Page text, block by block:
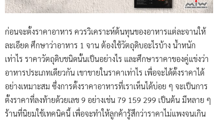
ก่อนจะตั้งราคาอาหาร ควรวิเคราะห์ต้นทุนของอาหารแต่ละจานให้
ละเอียด ศึกษาว่าอาหาร 1 จาน ต้องใช้วัตถุดิบอะไรบ้าง น้ำหนัก
เท่าไร ราคาวัตถุดิบชนิดนั้นเป็นอย่างไร และศึกษาราคาของคู่แข่งว่า
อาหารประเภทเดียวกัน เขาขายในราคาเท่าไร เพื่อจะได้ตั้งราคาได้
อย่างเหมาะสม ซึ่งการตั้งราคาอาหารที่เราเห็นได้บ่อย ๆ จะเป็นการ
ตั้งราคาที่ลงท้ายด้วยเลข 9 อย่างเช่น 79 159 299 เป็นต้น มีหลาย ๆ
ร้านที่นิยมใช้เทคนิคนี้ เพื่อจะทำให้ลูกค้ารู้สึกว่าราคาไม่แพงจนเกิน